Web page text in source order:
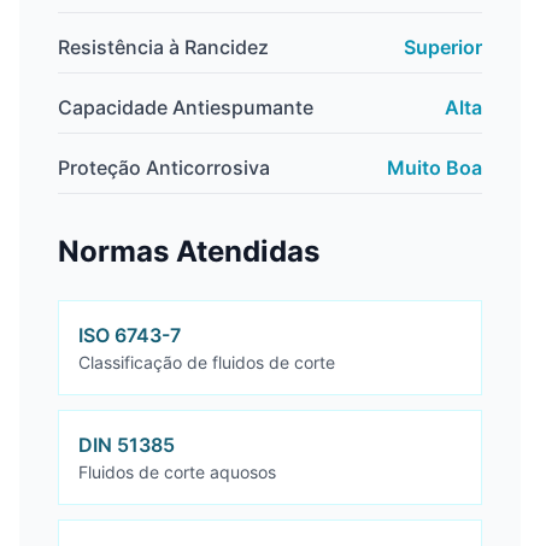
Resistência à Rancidez Superior
Capacidade Antiespumante Alta
Proteção Anticorrosiva Muito Boa
Normas Atendidas
ISO 6743-7
Classificação de fluidos de corte
DIN 51385
Fluidos de corte aquosos